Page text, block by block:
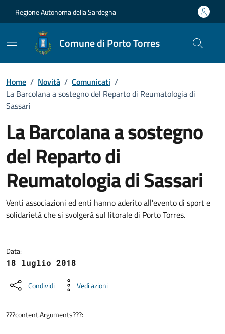
Regione Autonoma della Sardegna
Comune di Porto Torres
Home / Novità / Comunicati /
La Barcolana a sostegno del Reparto di Reumatologia di
Sassari
La Barcolana a sostegno
del Reparto di
Reumatologia di Sassari
Dettagli della notizia
Venti associazioni ed enti hanno aderito all'evento di sport e
solidarietà che si svolgerà sul litorale di Porto Torres.
Data:
18 luglio 2018
Condividi Vedi azioni
???content.Arguments???: